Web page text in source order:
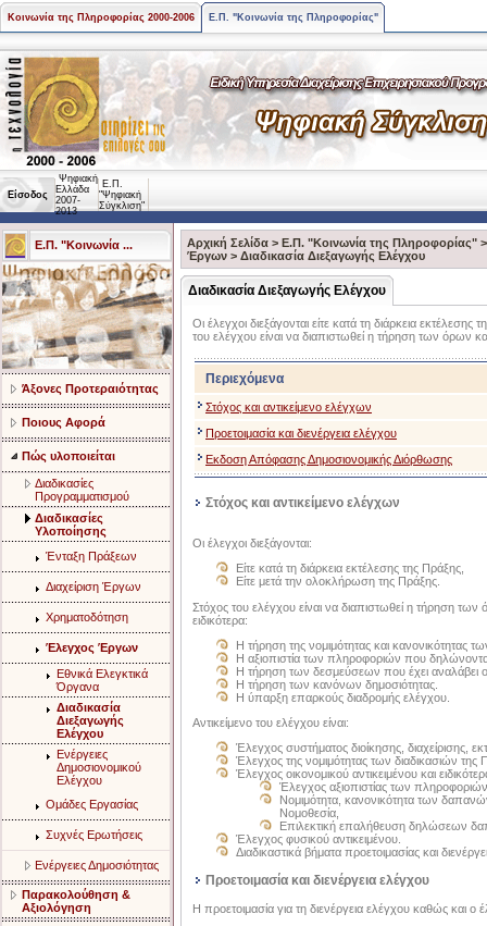
Κοινωνία της Πληροφορίας 2000-2006 Ε.Π. "Κοινωνία της Πληροφορίας"
Είσοδος
Ψηφιακή
Ελλάδα
2007-
2013
Ε.Π.
"Ψηφιακή
Σύγκλιση"
Ε.Π. "Κοινωνία ...
Άξονες Προτεραιότητας
Ποιους Αφορά
Πώς υλοποιείται
Διαδικασίες
Προγραμματισμού
Διαδικασίες
Υλοποίησης
Ένταξη Πράξεων
Διαχείριση Έργων
Χρηματοδότηση
Έλεγχος Έργων
Εθνικά Ελεγκτικά
Όργανα
Διαδικασία
Διεξαγωγής
Ελέγχου
Ενέργειες
Δημοσιονομικού
Ελέγχου
Ομάδες Εργασίας
Συχνές Ερωτήσεις
Ενέργειες Δημοσιότητας
Παρακολούθηση &
Αξιολόγηση
Αρχική Σελίδα > Ε.Π. "Κοινωνία της Πληροφορίας"
Έργων > Διαδικασία Διεξαγωγής Ελέγχου
Διαδικασία Διεξαγωγής Ελέγχου
Οι έλεγχοι διεξάγονται είτε κατά τη διάρκεια
του ελέγχου είναι να διαπιστωθεί η τήρηση των
Περιεχόμενα
Στόχος και αντικείμενο ελέγχων
Προετοιμασία και διενέργεια ελέγχου
Εκδοση Απόφασης Δημοσιονομικής Διόρθωσης
Στόχος και αντικείμενο ελέγχων
Οι έλεγχοι διεξάγονται:
Είτε κατά τη διάρκεια εκτέλεσης της Πράξης,
Είτε μετά την ολοκλήρωση της Πράξης.
Στόχος του ελέγχου είναι να διαπιστωθεί η τήρηση
ειδικότερα:
Η τήρηση της νομιμότητας και κανονικότητας
Η αξιοπιστία των πληροφοριών που
Η τήρηση των δεσμεύσεων που έχει αναλάβει
Η τήρηση των κανόνων δημοσιότητας.
Η ύπαρξη επαρκούς διαδρομής ελέγχου.
Αντικείμενο του ελέγχου είναι:
Έλεγχος συστήματος διοίκησης, διαχείρισης,
Έλεγχος της νομιμότητας των διαδικασιών της
Έλεγχος οικονομικού αντικειμένου και
Έλεγχος αξιοπιστίας των
Νομιμότητα, κανονικότητα των
Νομοθεσία,
Επιλεκτική επαλήθευση δηλώσεων
Έλεγχος φυσικού αντικειμένου.
Διαδικαστικά βήματα προετοιμασίας και
Προετοιμασία και διενέργεια ελέγχου
Η προετοιμασία για τη διενέργεια ελέγχου καθώς και ο